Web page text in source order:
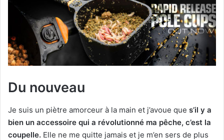
Du nouveau
Je suis un piètre amorceur à la main et j’avoue que s’il y a
bien un accessoire qui a révolutionné ma pêche, c’est la
coupelle. Elle ne me quitte jamais et je m’en sers de plus